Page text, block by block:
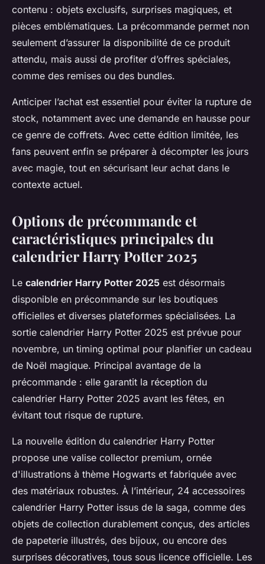
contenu : objets exclusifs, surprises magiques, et
pièces emblématiques. La précommande permet non
seulement d’assurer la disponibilité de ce produit
attendu, mais aussi de profiter d’offres spéciales,
comme des remises ou des bundles.
Anticiper l’achat est essentiel pour éviter la rupture de
stock, notamment avec une demande en hausse pour
ce genre de coffrets. Avec cette édition limitée, les
fans peuvent enfin se préparer à décompter les jours
avec magie, tout en sécurisant leur achat dans le
contexte actuel.
Options de précommande et
caractéristiques principales du
calendrier Harry Potter 2025
Le calendrier Harry Potter 2025 est désormais
disponible en précommande sur les boutiques
officielles et diverses plateformes spécialisées. La
sortie calendrier Harry Potter 2025 est prévue pour
novembre, un timing optimal pour planifier un cadeau
de Noël magique. Principal avantage de la
précommande : elle garantit la réception du
calendrier Harry Potter 2025 avant les fêtes, en
évitant tout risque de rupture.
La nouvelle édition du calendrier Harry Potter
propose une valise collector premium, ornée
d'illustrations à thème Hogwarts et fabriquée avec
des matériaux robustes. À l’intérieur, 24 accessoires
calendrier Harry Potter issus de la saga, comme des
objets de collection durablement conçus, des articles
de papeterie illustrés, des bijoux, ou encore des
surprises décoratives, tous sous licence officielle. Les